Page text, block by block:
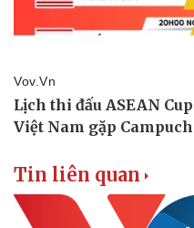
Tin liên quan